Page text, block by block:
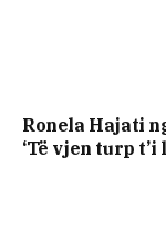
Ronela Hajati
‘Të vjen turp t’i